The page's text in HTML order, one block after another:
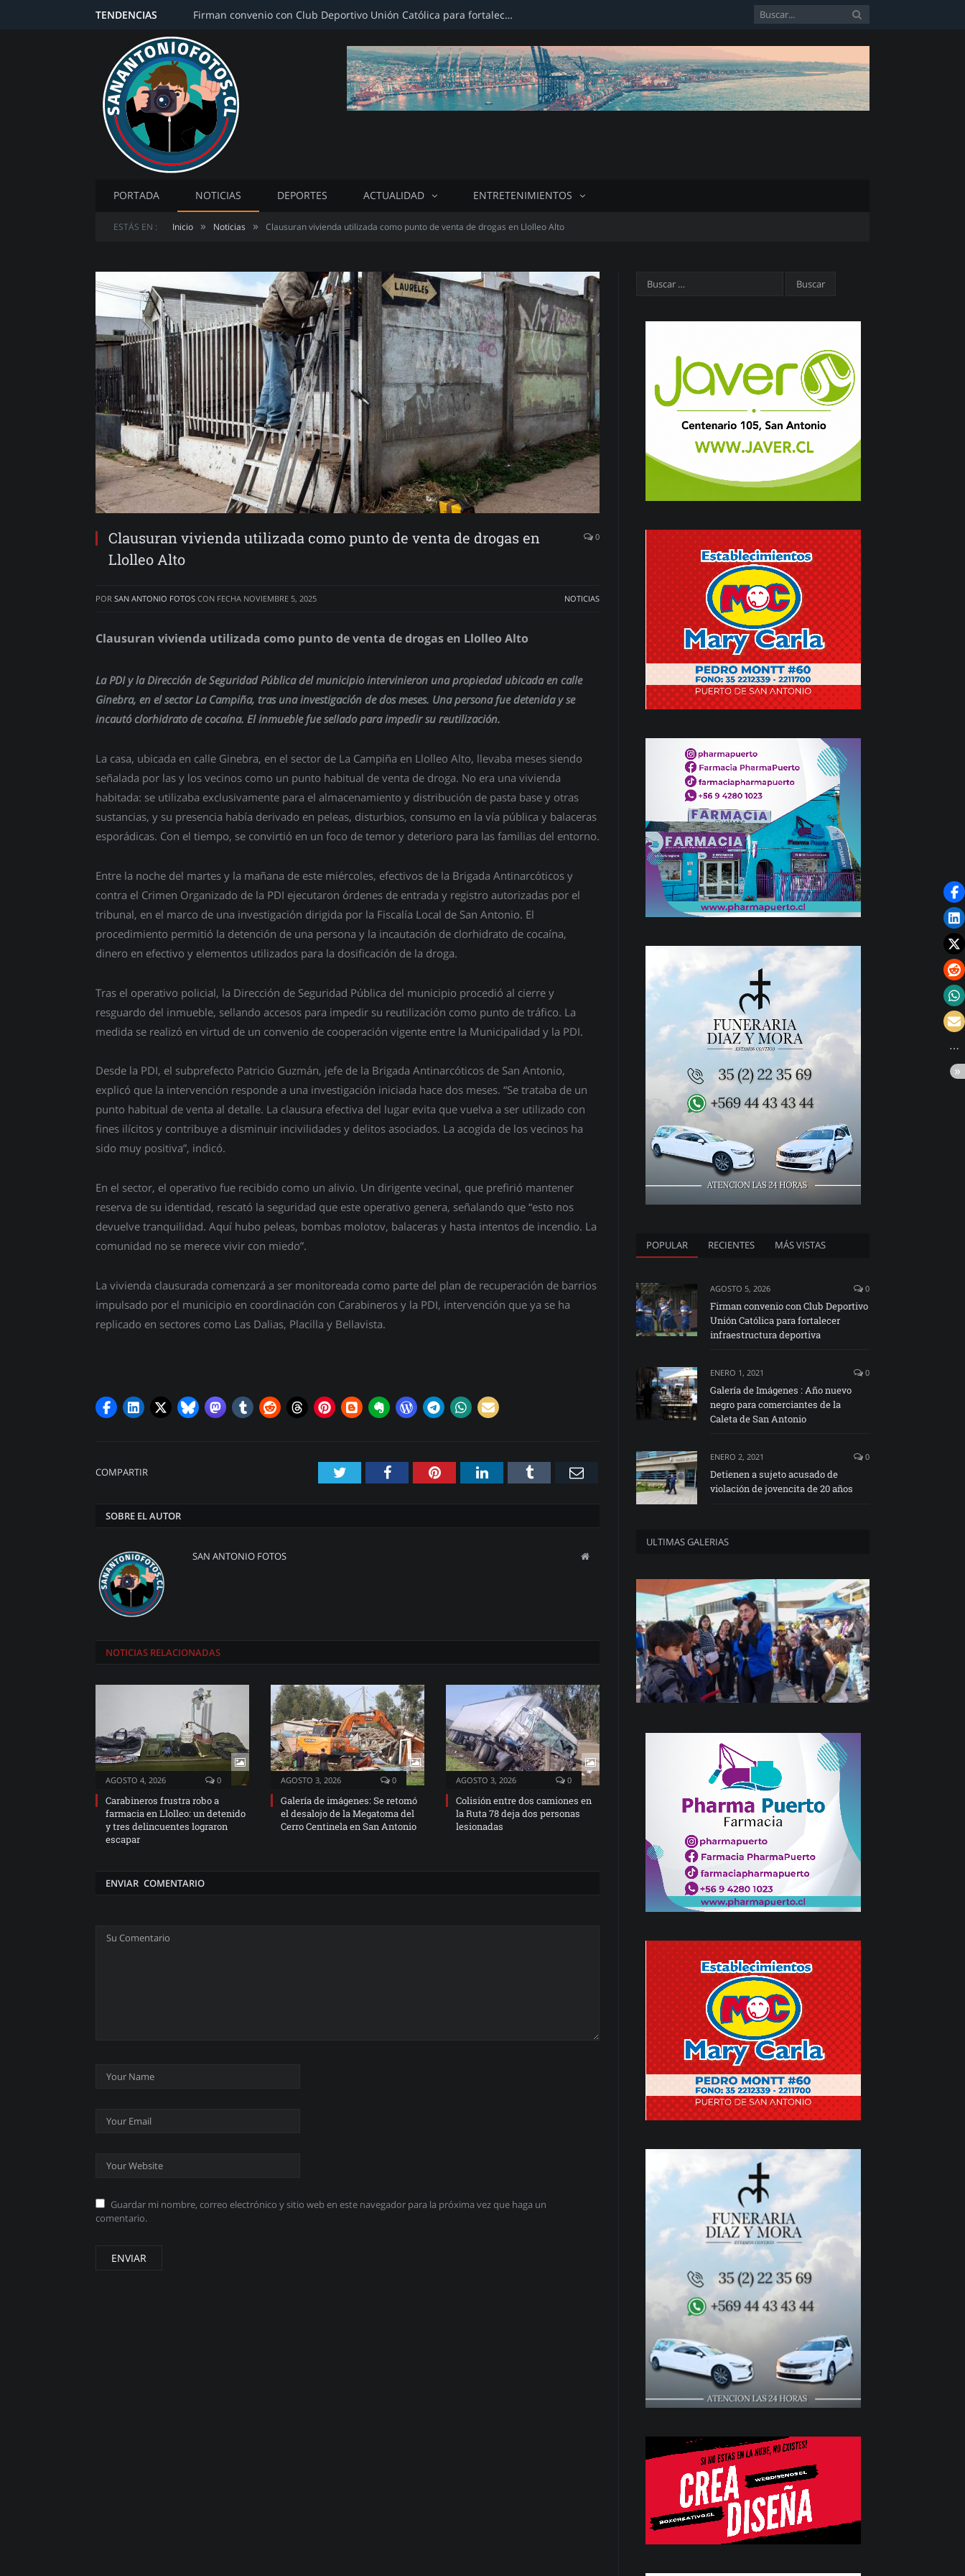
TENDENCIAS Firman convenio con Club Deportivo Unión Católica para fortalecer infraestructura deportiva
PORTADA NOTICIAS DEPORTES ACTUALIDAD ENTRETENIMIENTOS
ESTÁS EN : Inicio » Noticias » Clausuran vivienda utilizada como punto de venta de drogas en Llolleo Alto
Clausuran vivienda utilizada como punto de venta de drogas en
Llolleo Alto
0
POR SAN ANTONIO FOTOS CON FECHA NOVIEMBRE 5, 2025 NOTICIAS
Clausuran vivienda utilizada como punto de venta de drogas en Llolleo Alto
La PDI y la Dirección de Seguridad Pública del municipio intervinieron una propiedad ubicada en calle
Ginebra, en el sector La Campiña, tras una investigación de dos meses. Una persona fue detenida y se
incautó clorhidrato de cocaína. El inmueble fue sellado para impedir su reutilización.
La casa, ubicada en calle Ginebra, en el sector de La Campiña en Llolleo Alto, llevaba meses siendo
señalada por las y los vecinos como un punto habitual de venta de droga. No era una vivienda
habitada: se utilizaba exclusivamente para el almacenamiento y distribución de pasta base y otras
sustancias, y su presencia había derivado en peleas, disturbios, consumo en la vía pública y balaceras
esporádicas. Con el tiempo, se convirtió en un foco de temor y deterioro para las familias del entorno.
Entre la noche del martes y la mañana de este miércoles, efectivos de la Brigada Antinarcóticos y
contra el Crimen Organizado de la PDI ejecutaron órdenes de entrada y registro autorizadas por el
tribunal, en el marco de una investigación dirigida por la Fiscalía Local de San Antonio. El
procedimiento permitió la detención de una persona y la incautación de clorhidrato de cocaína,
dinero en efectivo y elementos utilizados para la dosificación de la droga.
Tras el operativo policial, la Dirección de Seguridad Pública del municipio procedió al cierre y
resguardo del inmueble, sellando accesos para impedir su reutilización como punto de tráfico. La
medida se realizó en virtud de un convenio de cooperación vigente entre la Municipalidad y la PDI.
Desde la PDI, el subprefecto Patricio Guzmán, jefe de la Brigada Antinarcóticos de San Antonio,
explicó que la intervención responde a una investigación iniciada hace dos meses. “Se trataba de un
punto habitual de venta al detalle. La clausura efectiva del lugar evita que vuelva a ser utilizado con
fines ilícitos y contribuye a disminuir incivilidades y delitos asociados. La acogida de los vecinos ha
sido muy positiva”, indicó.
En el sector, el operativo fue recibido como un alivio. Un dirigente vecinal, que prefirió mantener
reserva de su identidad, rescató la seguridad que este operativo genera, señalando que “esto nos
devuelve tranquilidad. Aquí hubo peleas, bombas molotov, balaceras y hasta intentos de incendio. La
comunidad no se merece vivir con miedo”.
La vivienda clausurada comenzará a ser monitoreada como parte del plan de recuperación de barrios
impulsado por el municipio en coordinación con Carabineros y la PDI, intervención que ya se ha
replicado en sectores como Las Dalias, Placilla y Bellavista.
COMPARTIR Twitter FacebookPinterestLinkedInTumblr Email
SOBRE EL AUTOR
SAN ANTONIO FOTOS Website
NOTICIAS RELACIONADAS
AGOSTO 4, 2026 0
Carabineros frustra robo a
farmacia en Llolleo: un detenido
y tres delincuentes lograron
escapar
AGOSTO 3, 2026 0
Galería de imágenes: Se retomó
el desalojo de la Megatoma del
Cerro Centinela en San Antonio
AGOSTO 3, 2026 0
Colisión entre dos camiones en
la Ruta 78 deja dos personas
lesionadas
ENVIAR COMENTARIO
Guardar mi nombre, correo electrónico y sitio web en este navegador para la próxima vez que haga un
comentario.
POPULAR RECIENTES MÁS VISTAS
AGOSTO 5, 2026 0
Firman convenio con Club Deportivo
Unión Católica para fortalecer
infraestructura deportiva
ENERO 1, 2021 0
Galería de Imágenes : Año nuevo
negro para comerciantes de la
Caleta de San Antonio
ENERO 2, 2021 0
Detienen a sujeto acusado de
violación de jovencita de 20 años
ULTIMAS GALERIAS